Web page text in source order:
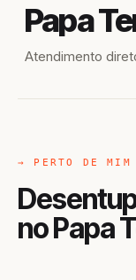
Papa
Atendimento
→ PERTO DE MIM
no Papa